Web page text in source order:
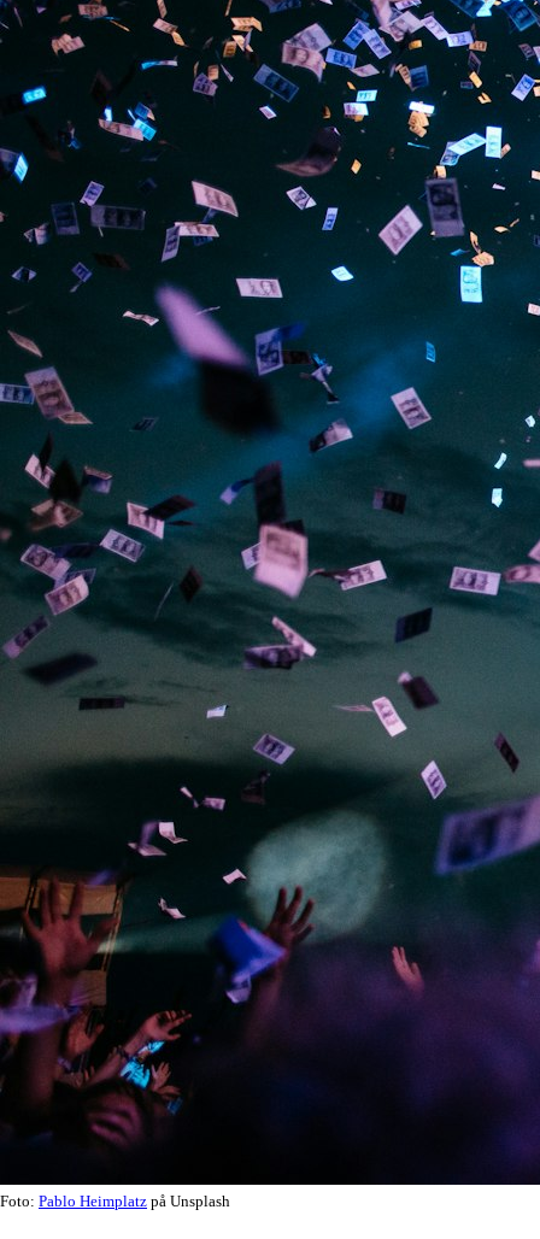
Foto: Pablo Heimplatz på Unsplash